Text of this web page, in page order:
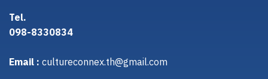
Tel.
098-8330834
Email :cultureconnex.th@gmail.com